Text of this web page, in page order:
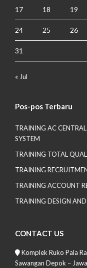
17 18 19
24 25 26
31
« Jul
Pos-pos Terbaru
TRAINING AC
SYSTEM
TRAINING TOTAL
TRAINING
TRAINING ACCOUNT
TRAINING DESIGN
CONTACT US
Komplek Ruko Pala
Sawangan Depok –